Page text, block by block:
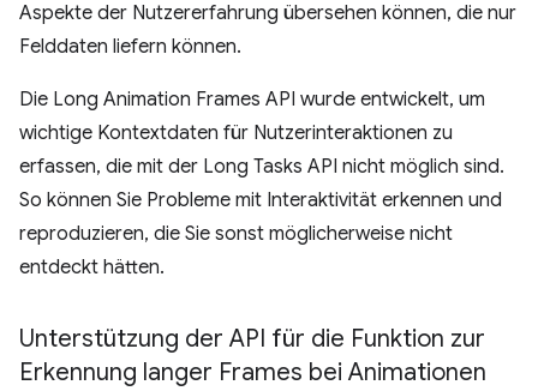
Aspekte der Nutzererfahrung übersehen können, die nur
Felddaten liefern können.
Die Long Animation Frames API wurde entwickelt, um
wichtige Kontextdaten für Nutzerinteraktionen zu
erfassen, die mit der Long Tasks API nicht möglich sind.
So können Sie Probleme mit Interaktivität erkennen und
reproduzieren, die Sie sonst möglicherweise nicht
entdeckt hätten.
Unterstützung der API für die Funktion zur
Erkennung langer Frames bei Animationen